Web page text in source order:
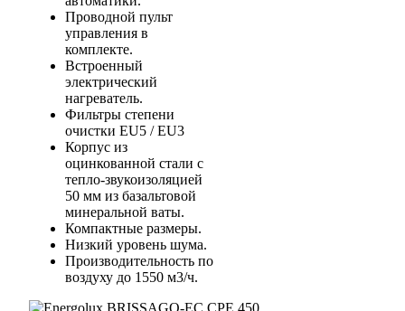
Проводной пульт
управления в
комплекте.
Встроенный
электрический
нагреватель.
Фильтры степени
очистки EU5 / EU3
Корпус из
оцинкованной стали с
тепло-звукоизоляцией
50 мм из базальтовой
минеральной ваты.
Компактные размеры.
Низкий уровень шума.
Производительность по
воздуху до 1550 м3/ч.